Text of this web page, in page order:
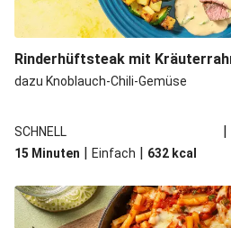
Rinderhüftsteak mit
dazu Knoblauch-Chili-Gemüse
SCHNELL |
15 Minuten | Einfach | 632 kcal